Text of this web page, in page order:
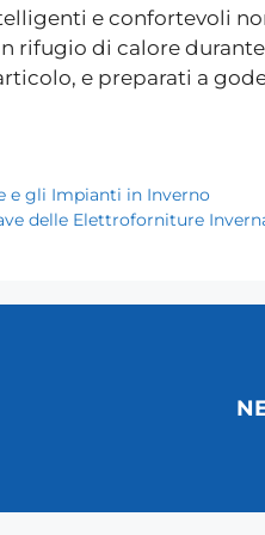
e confortevoli
rifugio di calore
e preparati a
e gli Impianti in Inverno
delle Elettroforniture